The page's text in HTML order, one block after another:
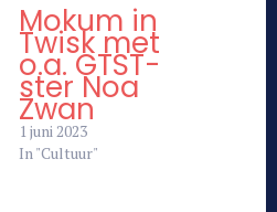
Mokum in
Twisk met
o.a. GTST-
ster Noa
Zwan
1 juni 2023
In "Cultuur"